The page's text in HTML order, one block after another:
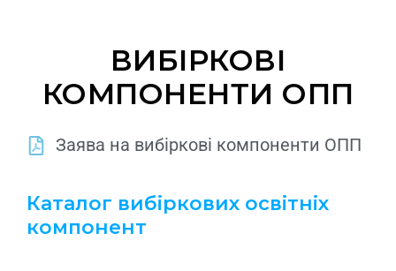
ВИБІРКОВІ
КОМПОНЕНТИ ОПП
Заява на вибіркові компоненти ОПП
Каталог вибіркових освітніх
компонент